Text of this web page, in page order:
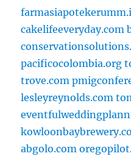
cakelifeeveryday.com
pacificocolombia.org
trove.com
lesleyreynolds.com
abgolo.com